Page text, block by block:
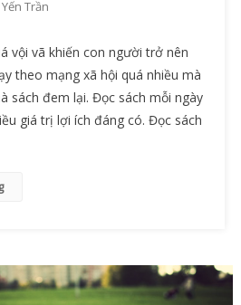
Yến Trần
vội vã khiến con người trở nên
theo mạng xã hội quá nhiều mà
sách đem lại. Đọc sách mỗi ngày
giá trị lợi ích đáng có. Đọc sách